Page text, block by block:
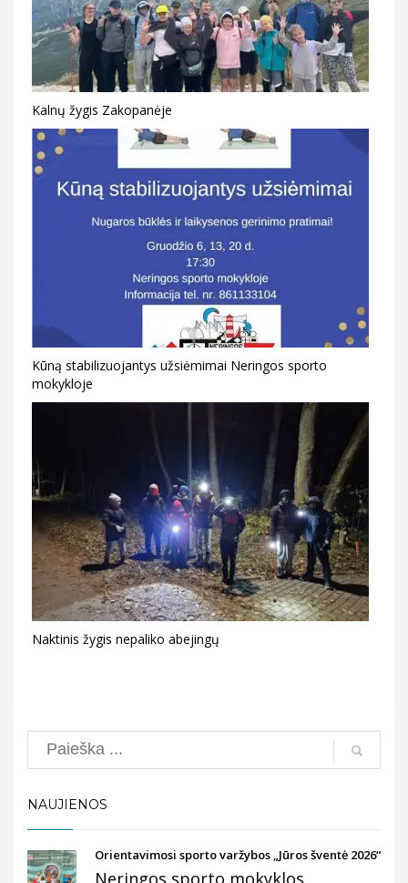
Kalnų žygis Zakopanėje
Kūną stabilizuojantys užsiėmimai Neringos sporto
mokykloje
Naktinis žygis nepaliko abejingų
Search
NAUJIENOS
Orientavimosi sporto varžybos „Jūros šventė 2026“
Neringos sporto mokyklos